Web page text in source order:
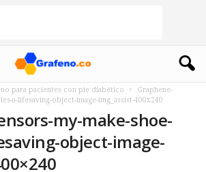
para pacientes con pie diabético
Graphene-
a-lifesaving-object-image-img_assist-400x240
my-make-shoe-
object-image-